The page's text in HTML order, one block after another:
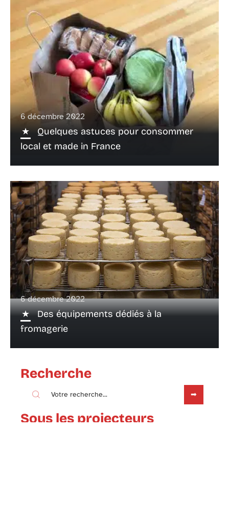
6 décembre 2022
Quelques astuces pour consommer
local et made in France
6 décembre 2022
Des équipements dédiés à la
fromagerie
Recherche
Sous les projecteurs